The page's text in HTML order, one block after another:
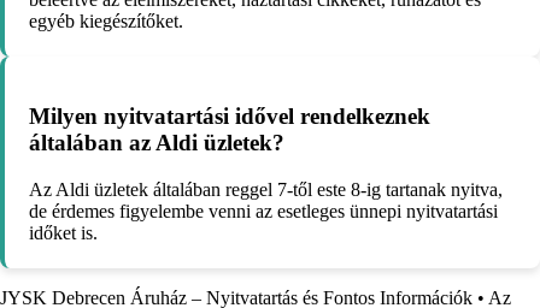
egyéb kiegészítőket.
Milyen nyitvatartási idővel rendelkeznek
általában az Aldi üzletek?
Az Aldi üzletek általában reggel 7-től este 8-ig tartanak nyitva,
de érdemes figyelembe venni az esetleges ünnepi nyitvatartási
időket is.
JYSK Debrecen Áruház – Nyitvatartás és Fontos Információk • Az